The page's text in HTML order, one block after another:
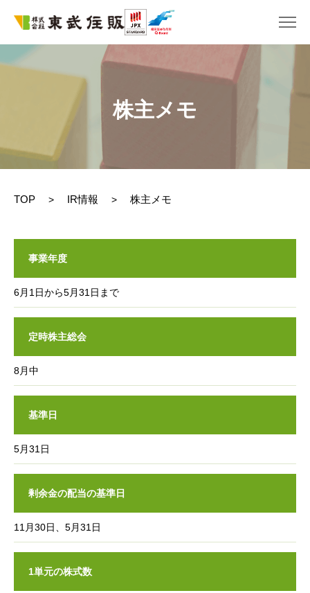
株主メモ
TOP > IR情報 > 株主メモ
事業年度
6月1日から5月31日まで
定時株主総会
8月中
基準日
5月31日
剰余金の配当の基準日
11月30日、5月31日
1単元の株式数